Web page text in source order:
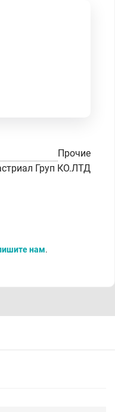
Прочие
Груп КО.ЛТД
нам.